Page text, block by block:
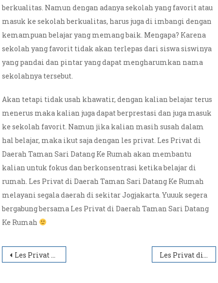
berkualitas. Namun dengan adanya sekolah yang favorit atau
masuk ke sekolah berkualitas, harus juga di imbangi dengan
kemampuan belajar yang memang baik. Mengapa? Karena
sekolah yang favorit tidak akan terlepas dari siswa siswinya
yang pandai dan pintar yang dapat mengharumkan nama
sekolahnya tersebut.
Akan tetapi tidak usah khawatir, dengan kalian belajar terus
menerus maka kalian juga dapat berprestasi dan juga masuk
ke sekolah favorit. Namun jika kalian masih susah dalam
hal belajar, maka ikut saja dengan les privat. Les Privat di
Daerah Taman Sari Datang Ke Rumah akan membantu
kalian untuk fokus dan berkonsentrasi ketika belajar di
rumah. Les Privat di Daerah Taman Sari Datang Ke Rumah
melayani segala daerah di sekitar Jogjakarta. Yuuuk segera
bergabung bersama Les Privat di Daerah Taman Sari Datang
Ke Rumah
Post
Les Privat di Daerah Plengkung Gading Datang Ke Rumah Les Privat di Daerah Alun-Alun Kidul Datang Ke Rumah